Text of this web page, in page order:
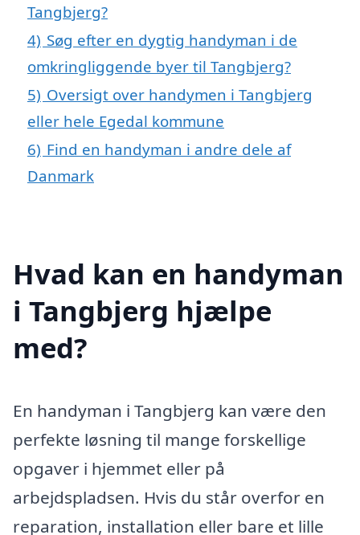
Tangbjerg?
4) Søg efter en dygtig handyman i de
omkringliggende byer til Tangbjerg?
5) Oversigt over handymen i Tangbjerg
eller hele Egedal kommune
6) Find en handyman i andre dele af
Danmark
Hvad kan en handyman
i Tangbjerg hjælpe
med?
En handyman i Tangbjerg kan være den
perfekte løsning til mange forskellige
opgaver i hjemmet eller på
arbejdspladsen. Hvis du står overfor en
reparation, installation eller bare et lille